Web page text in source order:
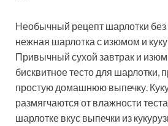
Необычный рецепт шарлотки
нежная шарлотка с изюмом и
Привычный сухой завтрак и
бисквитное тесто для шарлотки,
простую домашнюю выпечку.
размягчаются от влажности
шарлотке вкус выпечки из